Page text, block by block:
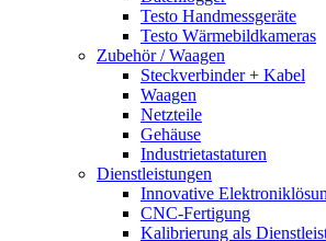
Testo Handmessgeräte
Testo Wärmebildkameras
Zubehör / Waagen
Steckverbinder + Kabel
Waagen
Netzteile
Gehäuse
Industrietastaturen
Dienstleistungen
Innovative
CNC-Fertigung
Kalibrierung als